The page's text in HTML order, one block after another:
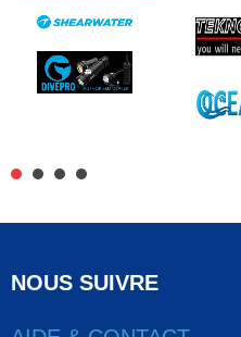
NOUS SUIVRE